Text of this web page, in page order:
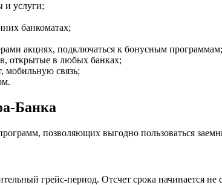
и услуги;
банкоматах;
акциях, подключаться к бонусным программам;
открытые в любых банках;
мобильную связь;
Банка
позволяющих выгодно пользоваться
грейс-период. Отсчет срока начинается